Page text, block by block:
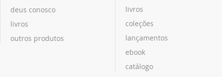
deus conosco
livros
outros produtos
livros
coleções
lançamentos
ebook
catálogo